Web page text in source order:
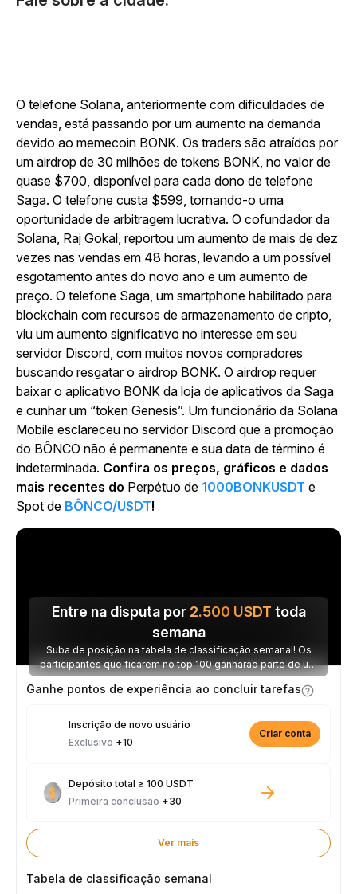
O telefone Solana, anteriormente com dificuldades de
vendas, está passando por um aumento na demanda
devido ao memecoin BONK. Os traders são atraídos por
um airdrop de 30 milhões de tokens BONK, no valor de
quase $700, disponível para cada dono de telefone
Saga. O telefone custa $599, tornando-o uma
oportunidade de arbitragem lucrativa. O cofundador da
Solana, Raj Gokal, reportou um aumento de mais de dez
vezes nas vendas em 48 horas, levando a um possível
esgotamento antes do novo ano e um aumento de
preço. O telefone Saga, um smartphone habilitado para
blockchain com recursos de armazenamento de cripto,
viu um aumento significativo no interesse em seu
servidor Discord, com muitos novos compradores
buscando resgatar o airdrop BONK. O airdrop requer
baixar o aplicativo BONK da loja de aplicativos da Saga
e cunhar um “token Genesis”. Um funcionário da Solana
Mobile esclareceu no servidor Discord que a promoção
do BÔNCO não é permanente e sua data de término é
indeterminada. Confira os preços, gráficos e dados
mais recentes do Perpétuo de 1000BONKUSDT e
Spot de BÔNCO/USDT!
Entre na disputa por 2.500 USDT toda
semana
Suba de posição na tabela de classificação semanal! Os
participantes que ficarem no top 100 ganharão parte de um
prêmio de 2.500 USDT toda semana.
Ganhe pontos de experiência ao concluir tarefas
Inscrição de novo usuário
Exclusivo +10
Criar conta
Depósito total ≥ 100 USDT
Primeira conclusão +30
Ver mais
Tabela de classificação semanal